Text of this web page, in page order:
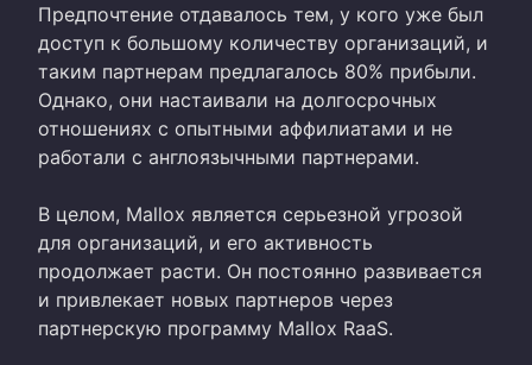
Предпочтение отдавалось тем, у кого уже был
доступ к большому количеству организаций, и
таким партнерам предлагалось 80% прибыли.
Однако, они настаивали на долгосрочных
отношениях с опытными аффилиатами и не
работали с англоязычными партнерами.
В целом, Mallox является серьезной угрозой
для организаций, и его активность
продолжает расти. Он постоянно развивается
и привлекает новых партнеров через
партнерскую программу Mallox RaaS.